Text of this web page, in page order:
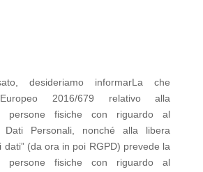
desideriamo informarLa che
Europeo 2016/679 relativo alla
persone fisiche con riguardo al
Dati Personali, nonché alla libera
dati” (da ora in poi RGPD) prevede la
persone fisiche con riguardo al